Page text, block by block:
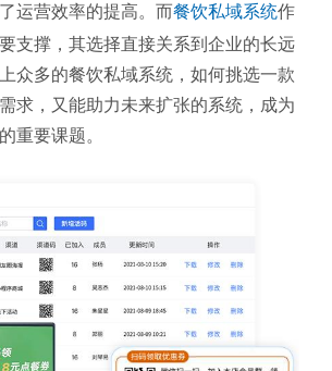
运营效率的提高。而餐饮私域系统作
支撑，其选择直接关系到企业的长远
众多的餐饮私域系统，如何挑选一款
求，又能助力未来扩张的系统，成为
重要课题。